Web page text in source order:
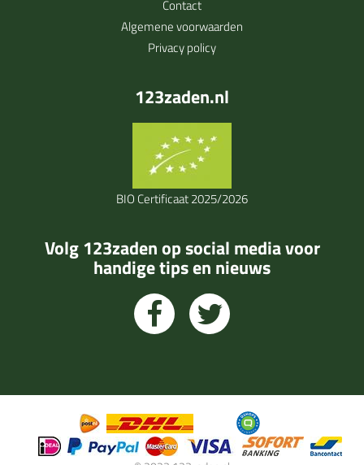
Contact
Algemene voorwaarden
Privacy policy
123zaden.nl
BIO Certificaat 2025/2026
Volg 123zaden op social media voor
handige tips en nieuws